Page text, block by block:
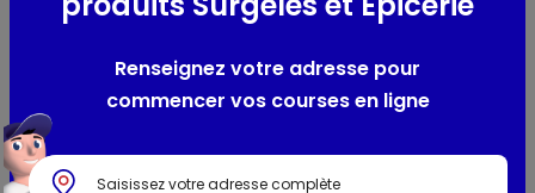
Réunion. Mêlant un goût intense de Rhum Blanc et une note
toute occasion.
Utilisation et conservation
Renseignez votre adresse pour
commencer vos courses en ligne